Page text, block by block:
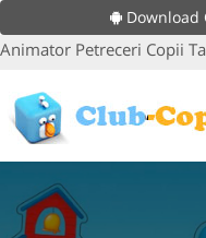
Download
Animator Petreceri Copii